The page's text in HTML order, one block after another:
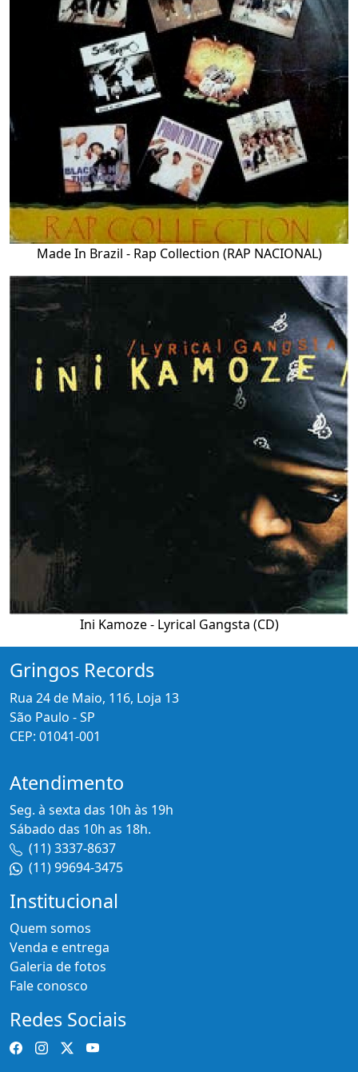
Made In Brazil - Rap Collection (RAP NACIONAL)
Ini Kamoze - Lyrical Gangsta (CD)
Gringos Records
Rua 24 de Maio, 116, Loja 13
São Paulo - SP
CEP: 01041-001
Atendimento
Seg. à sexta das 10h às 19h
Sábado das 10h as 18h.
(11) 3337-8637
(11) 99694-3475
Institucional
Quem somos
Venda e entrega
Galeria de fotos
Fale conosco
Redes Sociais